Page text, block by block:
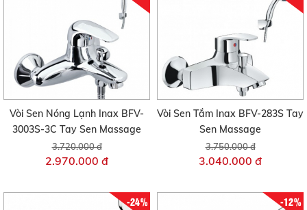
Vòi Sen Nóng Lạnh Inax BFV-
3003S-3C Tay Sen Massage
3.720.000 đ
2.970.000 đ
Vòi Sen Tắm Inax BFV-283S Tay
Sen Massage
3.750.000 đ
3.040.000 đ
-24% -12%